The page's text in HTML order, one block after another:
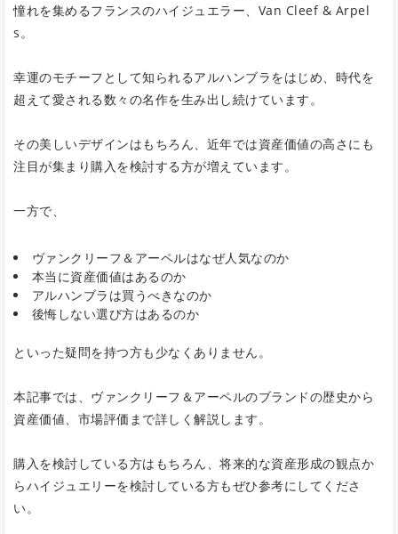
憧れを集めるフランスのハイジュエラー、Van Cleef & Arpel
s。
幸運のモチーフとして知られるアルハンブラをはじめ、時代を
超えて愛される数々の名作を生み出し続けています。
その美しいデザインはもちろん、近年では資産価値の高さにも
注目が集まり購入を検討する方が増えています。
一方で、
ヴァンクリーフ＆アーペルはなぜ人気なのか
本当に資産価値はあるのか
アルハンブラは買うべきなのか
後悔しない選び方はあるのか
といった疑問を持つ方も少なくありません。
本記事では、ヴァンクリーフ＆アーペルのブランドの歴史から
資産価値、市場評価まで詳しく解説します。
購入を検討している方はもちろん、将来的な資産形成の観点か
らハイジュエリーを検討している方もぜひ参考にしてくださ
い。